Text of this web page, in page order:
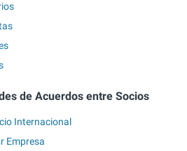
de Acuerdos entre Socios
Internacional
Empresa